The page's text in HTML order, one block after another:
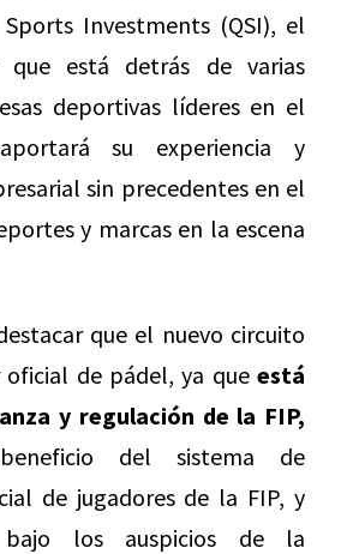
Investments (QSI), el
que está detrás de varias
deportivas líderes en el
su experiencia y
sin precedentes en el
y marcas en la escena
que el nuevo circuito
de pádel, ya que está
y regulación de la FIP,
del sistema de
de jugadores de la FIP, y
bajo los auspicios de la